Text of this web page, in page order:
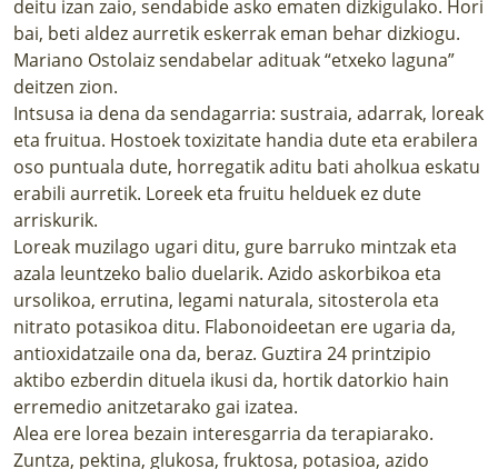
deitu izan zaio, sendabide asko ematen dizkigulako. Hori
bai, beti aldez aurretik eskerrak eman behar dizkiogu.
Mariano Ostolaiz sendabelar adituak “etxeko laguna”
deitzen zion.
Intsusa ia dena da sendagarria: sustraia, adarrak, loreak
eta fruitua. Hostoek toxizitate handia dute eta erabilera
oso puntuala dute, horregatik aditu bati aholkua eskatu
erabili aurretik. Loreek eta fruitu helduek ez dute
arriskurik.
Loreak muzilago ugari ditu, gure barruko mintzak eta
azala leuntzeko balio duelarik. Azido askorbikoa eta
ursolikoa, errutina, legami naturala, sitosterola eta
nitrato potasikoa ditu. Flabonoideetan ere ugaria da,
antioxidatzaile ona da, beraz. Guztira 24 printzipio
aktibo ezberdin dituela ikusi da, hortik datorkio hain
erremedio anitzetarako gai izatea.
Alea ere lorea bezain interesgarria da terapiarako.
Zuntza, pektina, glukosa, fruktosa, potasioa, azido